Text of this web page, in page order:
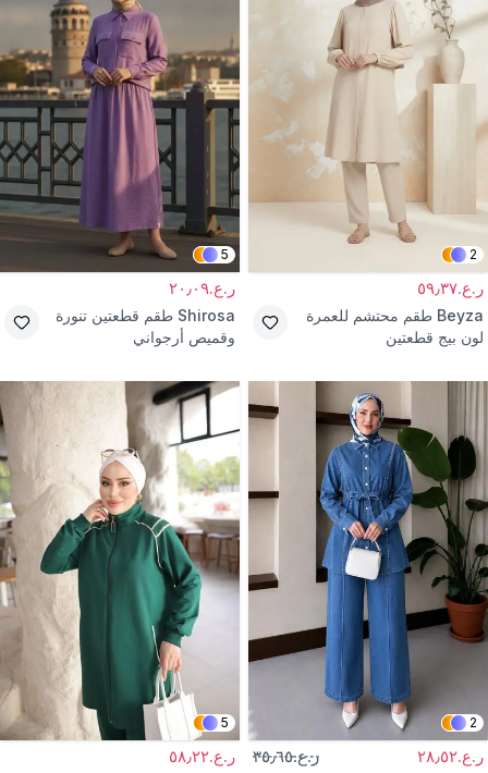
2
ر.ع.٥٩٫٣٧
Beyza طقم محتشم للعمرة
لون بيج قطعتين
5
ر.ع.٢٠٫٠٩
Shirosa طقم قطعتين تنورة
وقميص أرجواني
2
ر.ع.٢٨٫٥٢ ر.ع.٣٥٫٦٥
5
ر.ع.٥٨٫٢٢